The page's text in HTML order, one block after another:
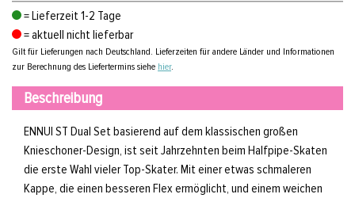
= Lieferzeit 1-2 Tage
= aktuell nicht lieferbar
Gilt für Lieferungen nach Deutschland. Lieferzeiten für andere Länder und Informationen
zur Berechnung des Liefertermins siehe hier.
Beschreibung
ENNUI ST Dual Set basierend auf dem klassischen großen
Knieschoner-Design, ist seit Jahrzehnten beim Halfpipe-Skaten
die erste Wahl vieler Top-Skater. Mit einer etwas schmaleren
Kappe, die einen besseren Flex ermöglicht, und einem weichen